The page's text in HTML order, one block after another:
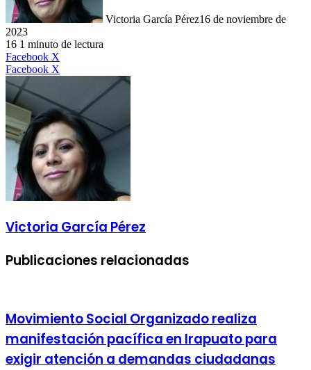
Victoria García Pérez16 de noviembre de
2023
16 1 minuto de lectura
Facebook X
Facebook X
electrónico
Victoria García Pérez
Publicaciones relacionadas
Movimiento Social Organizado realiza
manifestación pacífica en Irapuato para
exigir atención a demandas ciudadanas